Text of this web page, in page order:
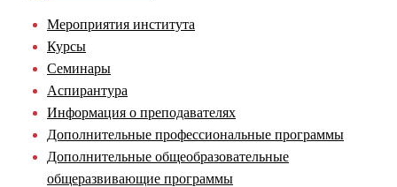
Мероприятия института
Курсы
Семинары
Аспирантура
Информация о преподавателях
Дополнительные профессиональные программы
Дополнительные общеобразовательные
общеразвивающие программы